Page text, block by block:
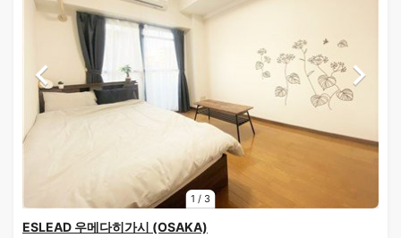
1 / 3
ESLEAD 우메다히가시 (OSAKA)